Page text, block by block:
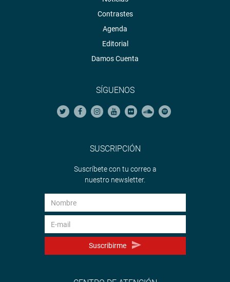
Contrastes
Agenda
Editorial
Damos Cuenta
SÍGUENOS
SUSCRIPCIÓN
Suscríbete con tu correo a
nuestro newsletter.
Suscribirme